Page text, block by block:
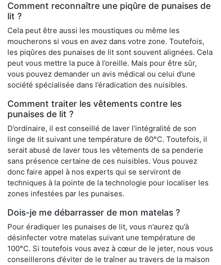
Comment reconnaître une piqûre de punaises de
lit ?
Cela peut être aussi les moustiques ou même les
moucherons si vous en avez dans votre zone. Toutefois,
les piqûres des punaises de lit sont souvent alignées. Cela
peut vous mettre la puce à l’oreille. Mais pour être sûr,
vous pouvez demander un avis médical ou celui d’une
société spécialisée dans l’éradication des nuisibles.
Comment traiter les vêtements contre les
punaises de lit ?
D’ordinaire, il est conseillé de laver l’intégralité de son
linge de lit suivant une température de 60°C. Toutefois, il
serait abusé de laver tous les vêtements de sa penderie
sans présence certaine de ces nuisibles. Vous pouvez
donc faire appel à nos experts qui se serviront de
techniques à la pointe de la technologie pour localiser les
zones infestées par les punaises.
Dois-je me débarrasser de mon matelas ?
Pour éradiquer les punaises de lit, vous n’aurez qu’à
désinfecter votre matelas suivant une température de
100°C. Si toutefois vous avez à cœur de le jeter, nous vous
conseillerons d’éviter de le traîner au travers de la maison